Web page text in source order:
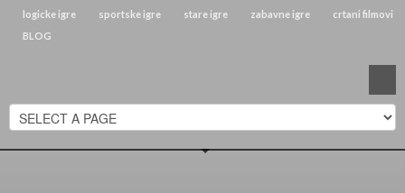
logicke igre
sportske igre stare igre zabavne igre
crtani filmovi
BLOG